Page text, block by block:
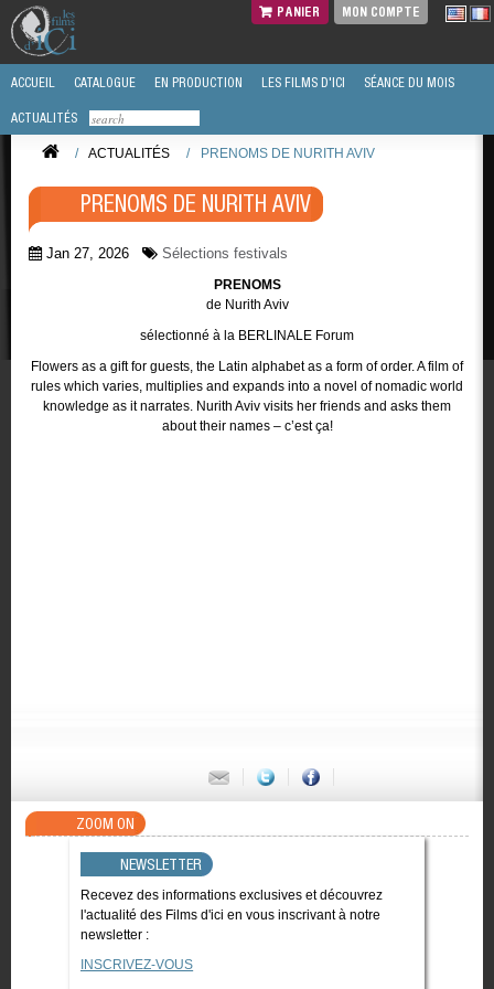
PANIER MON COMPTE
ACCUEIL CATALOGUE EN PRODUCTION LES FILMS D'ICI SÉANCE DU MOIS
ACTUALITÉS
/ ACTUALITÉS / PRENOMS DE NURITH AVIV
PRENOMS DE NURITH AVIV
Jan 27, 2026 Sélections festivals
PRENOMS
de Nurith Aviv
sélectionné à la BERLINALE Forum
Flowers as a gift for guests, the Latin alphabet as a form of order. A film of
rules which varies, multiplies and expands into a novel of nomadic world
knowledge as it narrates. Nurith Aviv visits her friends and asks them
about their names – c’est ça!
ZOOM ON
NEWSLETTER
Recevez des informations exclusives et découvrez
l'actualité des Films d'ici en vous inscrivant à notre
newsletter :
INSCRIVEZ-VOUS